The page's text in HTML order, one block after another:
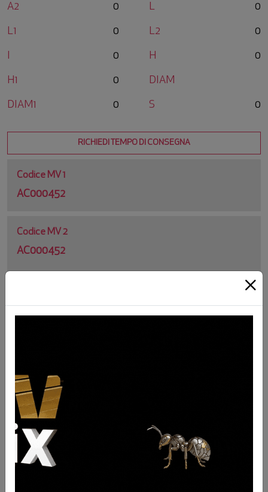
A2 0 L 0
L1 0 L2 0
I 0 H 0
H1 0 DIAM
DIAM1 0 S 0
RICHIEDI TEMPO DI CONSEGNA
Codice MV 1
AC000452
Codice MV 2
AC000452
132-0999
QTY